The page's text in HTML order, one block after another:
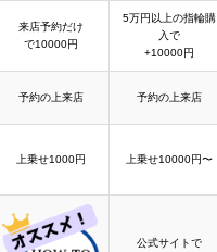
来店予約だけ
で10000円
5万円以上の指輪購
入で
+10000円
予約の上来店 予約の上来店
上乗せ1000円 上乗せ10000円〜
公式サイトで